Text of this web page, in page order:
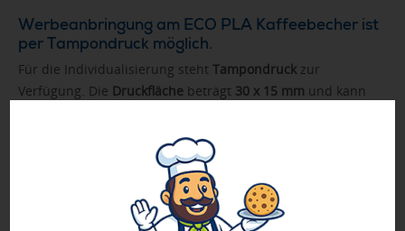
Werbeanbringung am ECO PLA Kaffeebecher ist
per Tampondruck möglich.
Für die Individualisierung steht Tampondruck zur
Verfügung. Die Druckfläche beträgt 30 x 15 mm und kann
des Artikels platziert werden. Bitte beachten Sie,
dass Tampondruck auf Bechern weder
spülmaschinengeeignet noch spülmaschinenfest ist; die
Haltbarkeit des Druckes ist in diesem Fall von der
Reklamation ausgeschlossen.